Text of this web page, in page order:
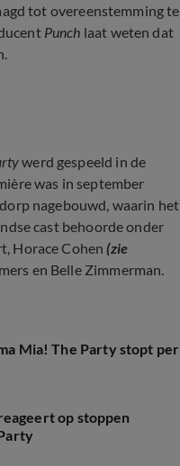
tot overeenstemming te
Punch laat weten dat
Nederlandse
werd gespeeld in de
was in september
nagebouwd, waarin het
cast behoorde onder
Horace Cohen(zie
en Belle Zimmerman.
Mia! The Party stopt per
op stoppen